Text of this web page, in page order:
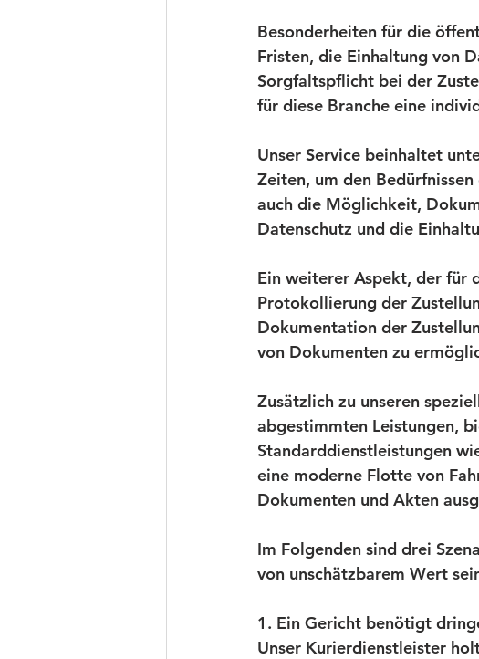
Besonderheiten für die
Fristen, die Einhaltung von
Sorgfaltspflicht bei der
für diese Branche eine
Unser Service beinhaltet
Zeiten, um den
auch die Möglichkeit,
Datenschutz und die
Ein weiterer Aspekt, der für
Protokollierung der
Dokumentation der
von Dokumenten zu
Zusätzlich zu unseren
abgestimmten Leistungen,
Standarddienstleistungen
eine moderne Flotte von
Dokumenten und Akten
Im Folgenden sind drei
von unschätzbarem Wert
1. Ein Gericht benötigt
Unser Kurierdienstleister